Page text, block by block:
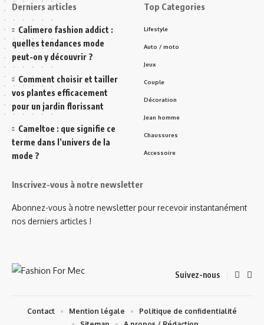
Derniers articles
Calimero fashion addict :
quelles tendances mode
peut-on y découvrir ?
Comment choisir et tailler
vos plantes efficacement
pour un jardin florissant
Cameltoe : que signifie ce
terme dans l’univers de la
mode ?
Top Categories
Lifestyle
Auto / moto
Jeux
Couple
Décoration
Jean homme
Chaussures
Accessoire
Inscrivez-vous à notre newsletter
Abonnez-vous à notre newsletter pour recevoir instantanément
nos derniers articles !
Suivez-nous
Contact Mention légale
Politique de confidentialité